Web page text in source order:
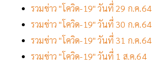
รวมข่าว "โควิด-19" วันที่ 29 ก.ค.64
รวมข่าว "โควิด-19" วันที่ 30 ก.ค.64
รวมข่าว "โควิด-19" วันที่ 31 ก.ค.64
รวมข่าว "โควิด-19" วันที่ 1 ส.ค.64